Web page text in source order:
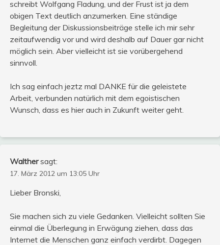
schreibt Wolfgang Fladung, und der Frust ist ja dem
obigen Text deutlich anzumerken. Eine ständige
Begleitung der Diskussionsbeiträge stelle ich mir sehr
zeitaufwendig vor und wird deshalb auf Dauer gar nicht
möglich sein. Aber vielleicht ist sie vorübergehend
sinnvoll.
Ich sag einfach jeztz mal DANKE für die geleistete
Arbeit, verbunden natürlich mit dem egoistischen
Wunsch, dass es hier auch in Zukunft weiter geht.
Walther sagt:
17. März 2012 um 13:05 Uhr
Lieber Bronski,
Sie machen sich zu viele Gedanken. Vielleicht sollten Sie
einmal die Überlegung in Erwägung ziehen, dass das
Internet die Menschen ganz einfach verdirbt. Dagegen